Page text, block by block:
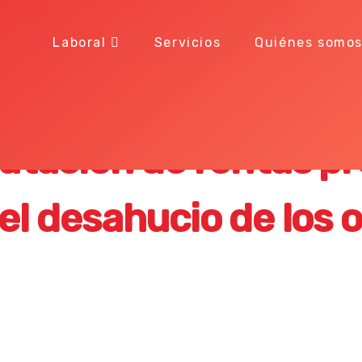
Laboral Servicios Quiénes somos
de rentas
desahucio de los